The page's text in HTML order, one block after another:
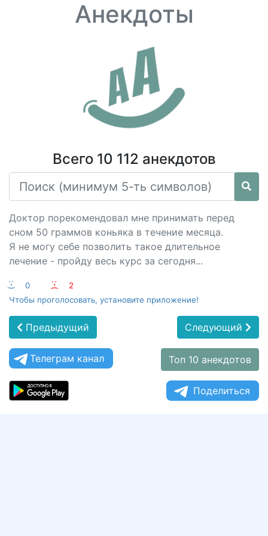
Анекдоты
Всего 10 112 анекдотов
Доктор порекомендовал мне принимать перед
сном 50 граммов коньяка в течение месяца.
Я не могу себе позволить такое длительное
лечение - пройду весь курс за сегодня...
:-) 0 :-(
2
Чтобы проголосовать, установите приложение!
Предыдущий Следующий
Телеграм канал Топ 10 анекдотов
Поделиться